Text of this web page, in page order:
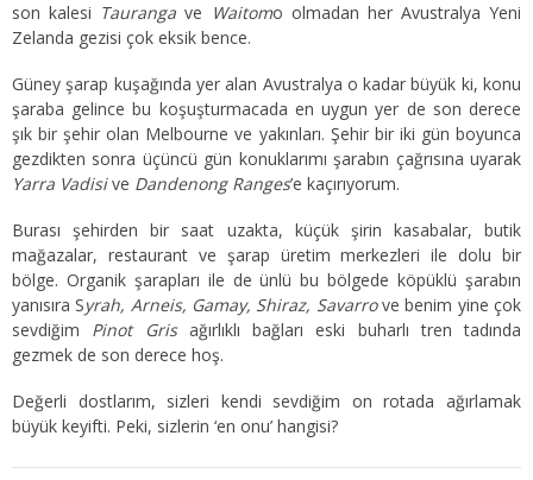
son kalesi Tauranga ve Waitomo olmadan her Avustralya Yeni
Zelanda gezisi çok eksik bence.
Güney şarap kuşağında yer alan Avustralya o kadar büyük ki, konu
şaraba gelince bu koşuşturmacada en uygun yer de son derece
şık bir şehir olan Melbourne ve yakınları. Şehir bir iki gün boyunca
gezdikten sonra üçüncü gün konuklarımı şarabın çağrısına uyarak
Yarra Vadisive Dandenong Ranges’e kaçırıyorum.
Burası şehirden bir saat uzakta, küçük şirin kasabalar, butik
mağazalar, restaurant ve şarap üretim merkezleri ile dolu bir
bölge. Organik şarapları ile de ünlü bu bölgede köpüklü şarabın
yanısıra Syrah, Arneis, Gamay, Shiraz, Savarrove benim yine çok
sevdiğim Pinot Grisağırlıklı bağları eski buharlı tren tadında
gezmek de son derece hoş.
Değerli dostlarım, sizleri kendi sevdiğim on rotada ağırlamak
büyük keyifti. Peki, sizlerin ‘en onu’ hangisi?